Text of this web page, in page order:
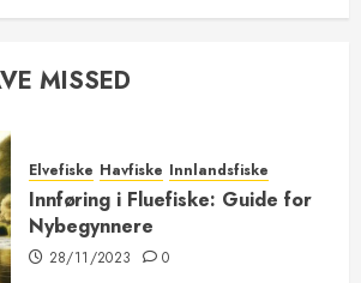
MISSED
Elvefiske Havfiske Innlandsfiske
Innføring i Fluefiske: Guide for
Nybegynnere
28/11/2023 0